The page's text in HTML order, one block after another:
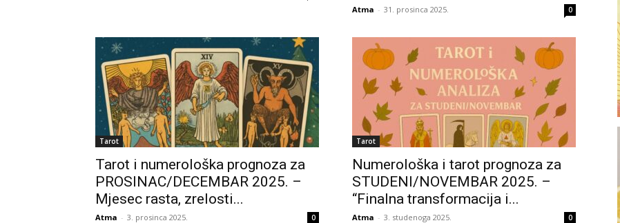
Atma - 31. prosinca 2025. 0
Tarot
Tarot i numerološka prognoza za
PROSINAC/DECEMBAR 2025. –
Mjesec rasta, zrelosti...
Atma - 3. prosinca 2025. 0
Tarot
Numerološka i tarot prognoza za
STUDENI/NOVEMBAR 2025. –
“Finalna transformacija i...
Atma - 3. studenoga 2025. 0